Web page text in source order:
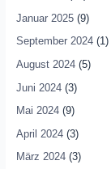
Januar 2025(9)
September 2024(1)
August 2024(5)
Juni 2024(3)
Mai 2024(9)
April 2024(3)
März 2024(3)